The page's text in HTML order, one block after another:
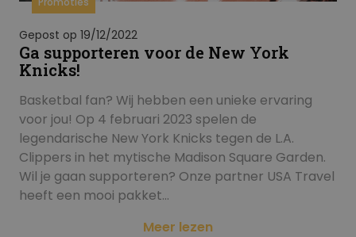
Gepost op 19/12/2022
Ga supporteren voor de New York
Knicks!
Basketbal fan? Wij hebben een unieke ervaring
voor jou! Op 4 februari 2023 spelen de
legendarische New York Knicks tegen de L.A.
Clippers in het mytische Madison Square Garden.
Wil je gaan supporteren? Onze partner USA Travel
heeft een mooi pakket…
Meer lezen